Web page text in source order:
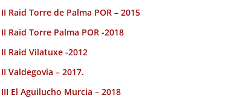
II Raid Torre de Palma POR – 2015
II Raid Torre Palma POR -2018
II Raid Vilatuxe -2012
II Valdegovia – 2017.
III El Aguilucho Murcia – 2018